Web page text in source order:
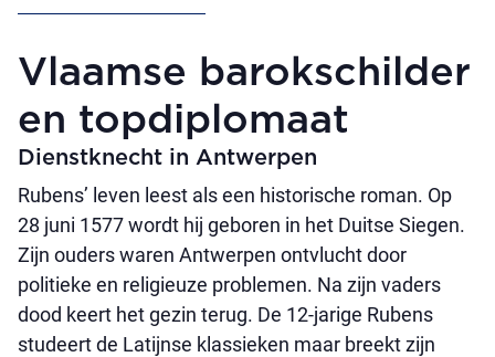
Vlaamse barokschilder
en topdiplomaat
Dienstknecht in Antwerpen
Rubens’ leven leest als een historische roman. Op
28 juni 1577 wordt hij geboren in het Duitse Siegen.
Zijn ouders waren Antwerpen ontvlucht door
politieke en religieuze problemen. Na zijn vaders
dood keert het gezin terug. De 12-jarige Rubens
studeert de Latijnse klassieken maar breekt zijn